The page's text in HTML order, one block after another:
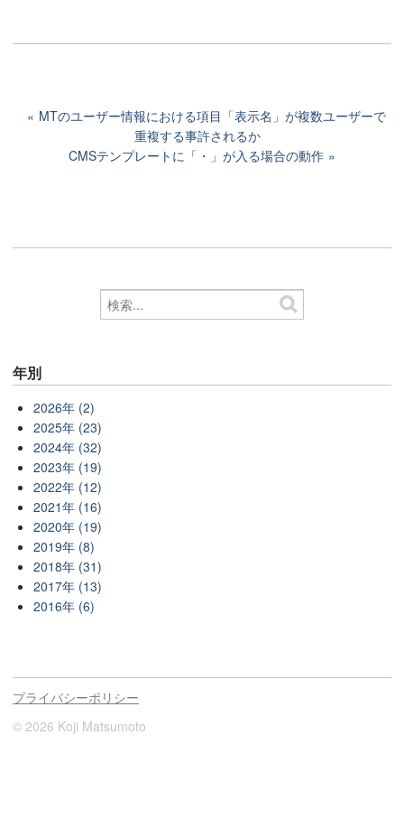
MTのユーザー情報における項目「表示名」が複数ユーザーで
重複する事許されるか
CMSテンプレートに「・」が入る場合の動作
年別
2026年 (2)
2025年 (23)
2024年 (32)
2023年 (19)
2022年 (12)
2021年 (16)
2020年 (19)
2019年 (8)
2018年 (31)
2017年 (13)
2016年 (6)
プライバシーポリシー
© 2026 Koji Matsumoto